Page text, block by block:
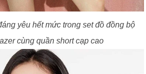
yêu hết mức trong set đồ đồng bộ
cùng quần short cạp cao